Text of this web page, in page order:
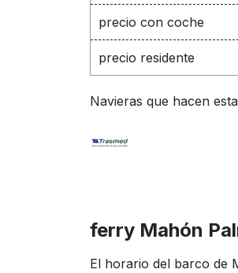
precio con coche
precio residente
Navieras que hacen
ferry Mahón
El horario del barco de